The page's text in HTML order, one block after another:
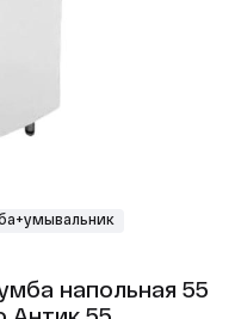
напольная 55